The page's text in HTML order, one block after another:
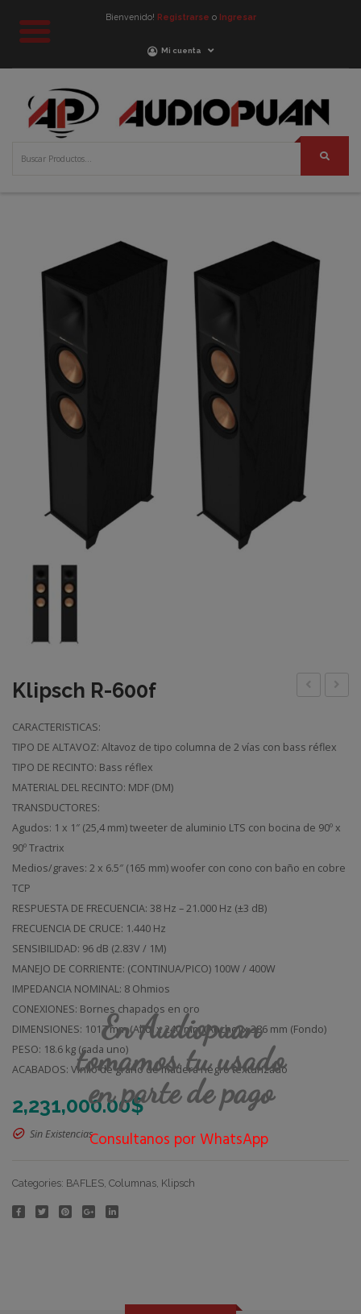
Bienvenido! Registrarse o Ingresar
Mi cuenta
II
Klipsch R-600f
CARACTERISTICAS:
TIPO DE ALTAVOZ: Altavoz de tipo columna de 2 vías con bass réflex
TIPO DE RECINTO: Bass réflex
MATERIAL DEL RECINTO: MDF (DM)
TRANSDUCTORES:
Agudos: 1 x 1″ (25,4 mm) tweeter de aluminio LTS con bocina de 90º x
90º Tractrix
Medios/graves: 2 x 6.5″ (165 mm) woofer con cono con baño en cobre
TCP
RESPUESTA DE FRECUENCIA: 38 Hz – 21.000 Hz (±3 dB)
FRECUENCIA DE CRUCE: 1.440 Hz
SENSIBILIDAD: 96 dB (2.83V / 1M)
MANEJO DE CORRIENTE: (CONTINUA/PICO) 100W / 400W
IMPEDANCIA NOMINAL: 8 Ohmios
CONEXIONES: Bornes chapados en oro
DIMENSIONES: 1017 mm (Alto) x 240 mm (Ancho) x 386 mm (Fondo)
PESO: 18.6 kg (cada uno)
ACABADOS: Vinilo de grano de madera negro texturizado
2,231,000.00$
Sin Existencias
Categories: BAFLES Columnas Klipsch
En Audiopuan
tomamos tu usado
en parte de pago
Consultanos por WhatsApp